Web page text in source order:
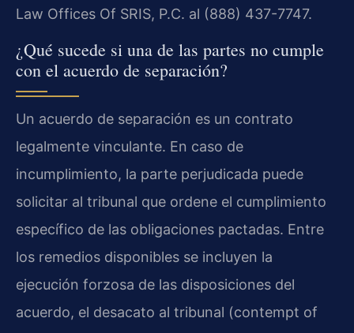
Law Offices Of SRIS, P.C. al (888) 437-7747.
¿Qué sucede si una de las partes no cumple
con el acuerdo de separación?
Un acuerdo de separación es un contrato
legalmente vinculante. En caso de
incumplimiento, la parte perjudicada puede
solicitar al tribunal que ordene el cumplimiento
específico de las obligaciones pactadas. Entre
los remedios disponibles se incluyen la
ejecución forzosa de las disposiciones del
acuerdo, el desacato al tribunal (contempt of